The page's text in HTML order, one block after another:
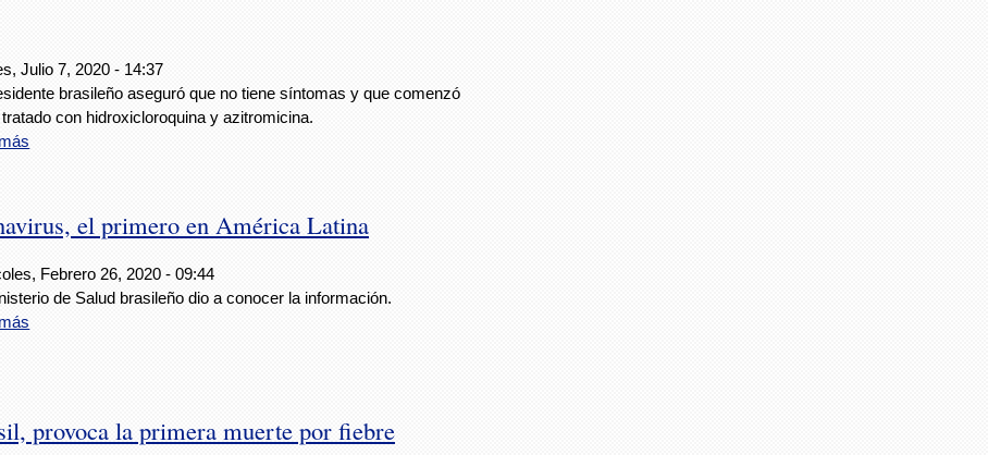
Julio 7, 2020 - 14:37
brasileño aseguró que no tiene síntomas y que comenzó
con hidroxicloroquina y azitromicina.
el primero en América Latina
Febrero 26, 2020 - 09:44
de Salud brasileño dio a conocer la información.
provoca la primera muerte por fiebre